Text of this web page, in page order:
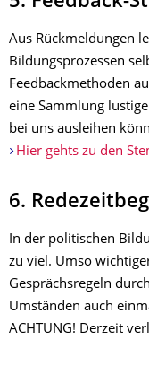
Aus Rückmeldungen
Bildungsprozessen
Feedbackmethoden
eine Sammlung
bei uns ausleihen
Hier gehts zu den
6.
In der politischen
zu viel. Umso
Gesprächsregeln
Umständen auch
ACHTUNG! Derzeit